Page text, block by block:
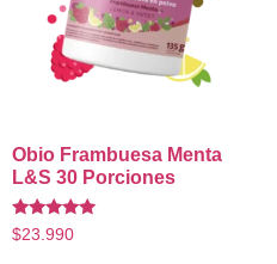
Obio Frambuesa Menta
L&S 30 Porciones
Valorado
con
$23.990